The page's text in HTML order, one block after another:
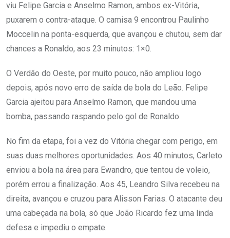
viu Felipe Garcia e Anselmo Ramon, ambos ex-Vitória,
puxarem o contra-ataque. O camisa 9 encontrou Paulinho
Moccelin na ponta-esquerda, que avançou e chutou, sem dar
chances a Ronaldo, aos 23 minutos: 1×0.
O Verdão do Oeste, por muito pouco, não ampliou logo
depois, após novo erro de saída de bola do Leão. Felipe
Garcia ajeitou para Anselmo Ramon, que mandou uma
bomba, passando raspando pelo gol de Ronaldo.
No fim da etapa, foi a vez do Vitória chegar com perigo, em
suas duas melhores oportunidades. Aos 40 minutos, Carleto
enviou a bola na área para Ewandro, que tentou de voleio,
porém errou a finalização. Aos 45, Leandro Silva recebeu na
direita, avançou e cruzou para Alisson Farias. O atacante deu
uma cabeçada na bola, só que João Ricardo fez uma linda
defesa e impediu o empate.